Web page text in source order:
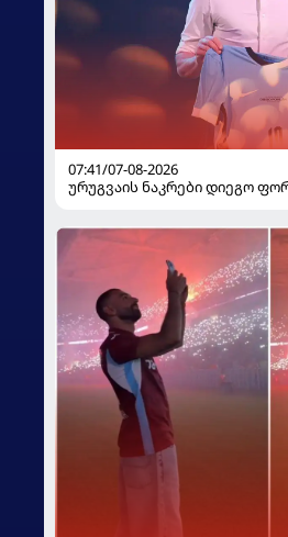
07:41/07-08-2026
ურუგვაის ნაკრები დიეგო